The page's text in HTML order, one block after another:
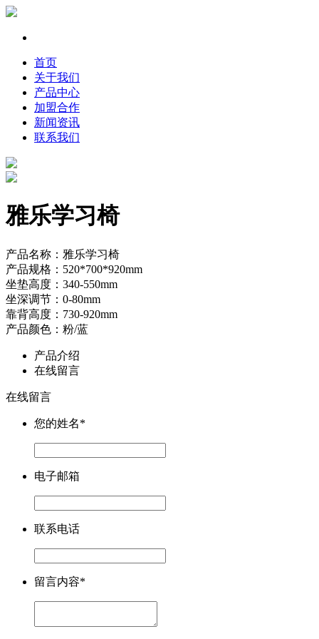
首页
关于我们
产品中心
加盟合作
新闻资讯
联系我们
雅乐学习椅
产品名称：雅乐学习椅
产品规格：520*700*920mm
坐垫高度：340-550mm
坐深调节：0-80mm
靠背高度：730-920mm
产品颜色：粉/蓝
产品介绍
在线留言
在线留言
您的姓名*
电子邮箱
联系电话
留言内容*